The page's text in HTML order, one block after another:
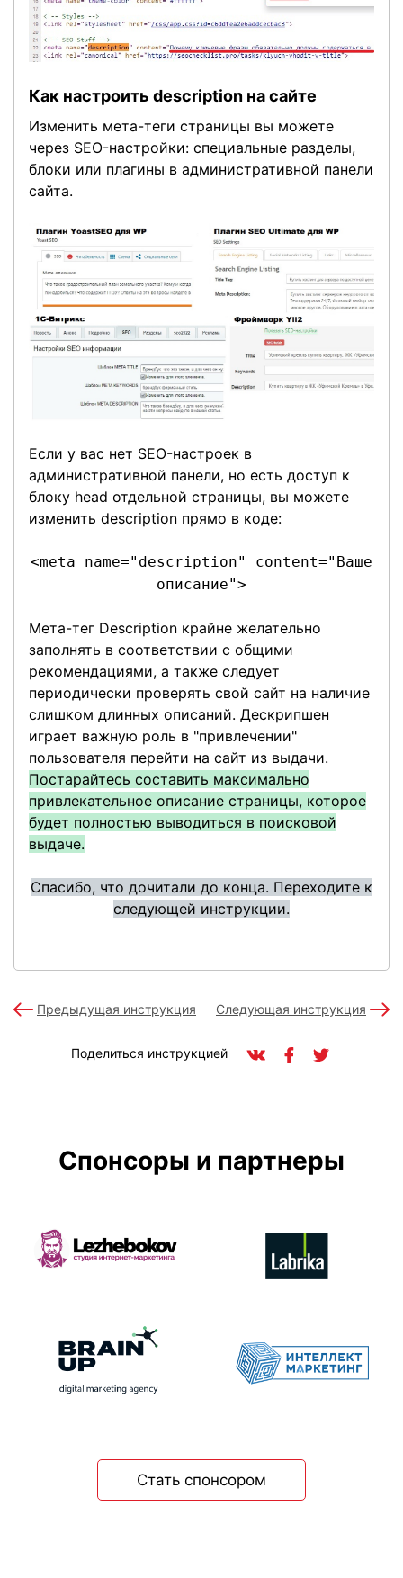
Как настроить description на сайте
Изменить мета-теги страницы вы можете
через SEO-настройки: специальные разделы,
блоки или плагины в административной панели
сайта.
Если у вас нет SEO-настроек в
административной панели, но есть доступ к
блоку head отдельной страницы, вы можете
изменить description прямо в коде:
<meta name="description" content="Ваше
описание">
Мета-тег Description крайне желательно
заполнять в соответствии с общими
рекомендациями, а также следует
периодически проверять свой сайт на наличие
слишком длинных описаний. Дескрипшен
играет важную роль в "привлечении"
пользователя перейти на сайт из выдачи.
Постарайтесь составить максимально
привлекательное описание страницы, которое
будет полностью выводиться в поисковой
выдаче.
Спасибо, что дочитали до конца. Переходите к
следующей инструкции.
Предыдущая инструкция
Поделиться инструкцией
Следующая инструкция
Спонсоры и партнеры
Стать спонсором